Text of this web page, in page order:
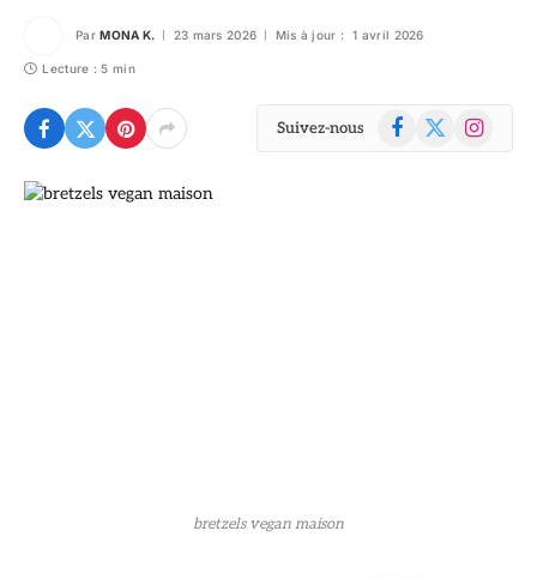
Par MONA K. 23 mars 2026 Mis à jour : 1 avril 2026
Lecture : 5 min
Suivez-nous Facebook
X
Instagram
bretzels vegan maison